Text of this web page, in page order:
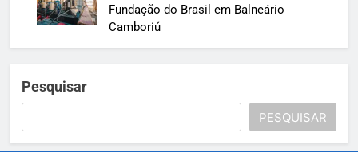
Fundação do Brasil em Balneário
Camboriú
Pesquisar
PESQUISAR